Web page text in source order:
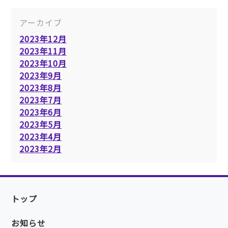
アーカイブ
2023年12月
2023年11月
2023年10月
2023年9月
2023年8月
2023年7月
2023年6月
2023年5月
2023年4月
2023年2月
トップ
お知らせ